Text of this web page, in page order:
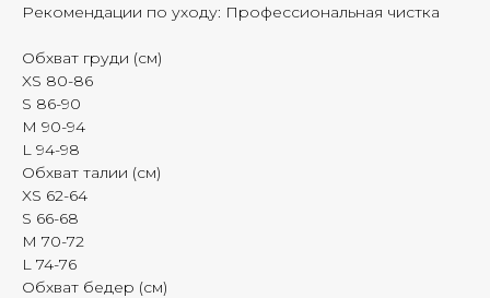
Рекомендации по уходу: Профессиональная чистка
Обхват груди (см)
XS 80-86
S 86-90
M 90-94
L 94-98
Обхват талии (см)
XS 62-64
S 66-68
M 70-72
L 74-76
Обхват бедер (см)